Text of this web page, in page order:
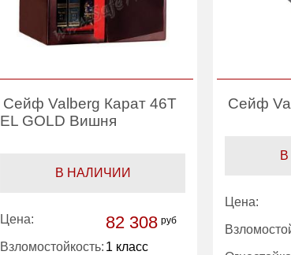
Сейф Valberg Карат 46T
EL GOLD Вишня
В НАЛИЧИИ
Цена: 82 308 руб
Взломостойкость: 1 класс
Сейф
Цена: